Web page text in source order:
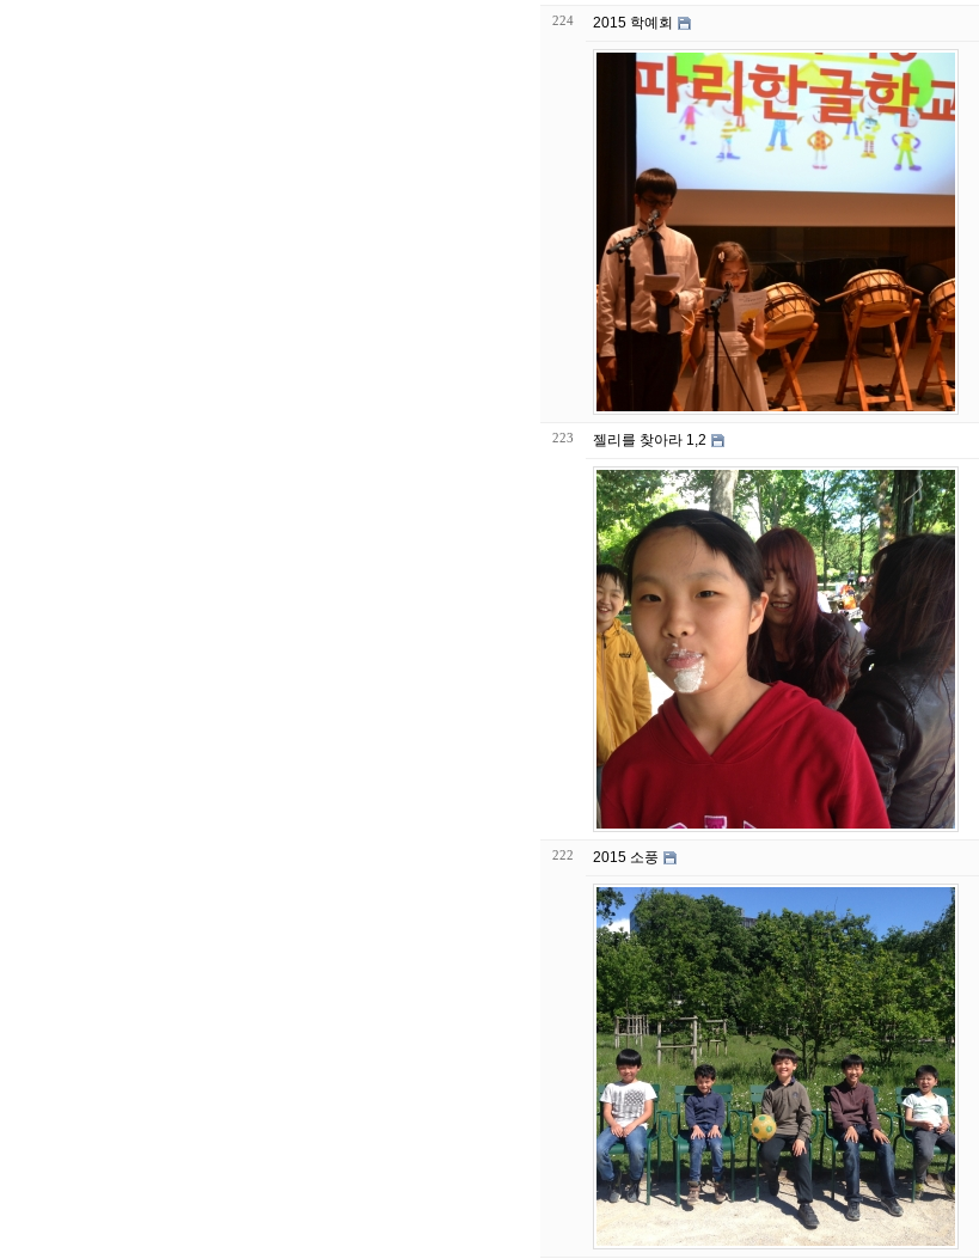
224 2015 학예회
223 젤리를 찾아라 1,2
222 2015 소풍